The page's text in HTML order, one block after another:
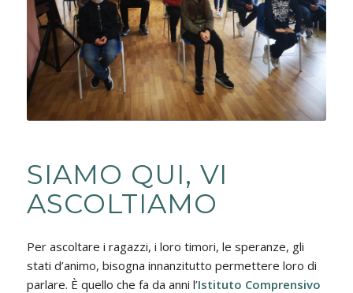
SIAMO QUI, VI
ASCOLTIAMO
Per ascoltare i ragazzi, i loro timori, le speranze, gli
stati d’animo, bisogna innanzitutto permettere loro di
parlare. È quello che fa da anni l’Istituto Comprensivo